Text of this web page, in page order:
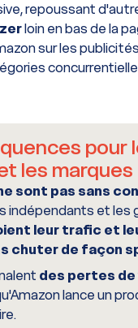
repoussant
loin en bas de la
sur les
pour
les marques
sont pas sans
indépendants et les
leur trafic et
chuter de façon
des pertes
lance un